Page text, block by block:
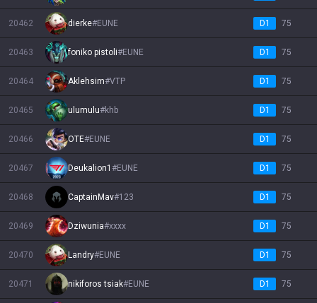
20462 dierke#EUNE D1 75
20463 foniko pistoli#EUNE D1 75
20464 Aklehsim#VTP D1 75
20465 ulumulu#khb D1 75
20466 OTΕ#EUNE D1 75
20467 Deukalion1 #EUNE D1 75
20468 CaptainMav#123 D1 75
20469 Dziwunia#xxxx D1 75
20470 Landry#EUNE D1 75
20471 nikiforos tsiak#EUNE D1 75